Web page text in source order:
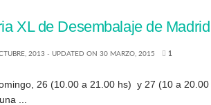
XL de Desembalaje de Madrid
2013 - UPDATED ON 30 MARZO, 2015 1
26 (10.00 a 21.00 hs) y 27 (10 a 20.00
...